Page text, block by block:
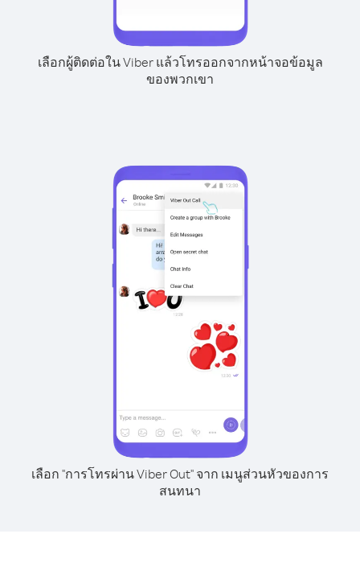
เลือกผู้ติดต่อใน Viber แล้วโทรออกจากหน้าจอข้อมูล
ของพวกเขา
เลือก "การโทรผ่าน Viber Out" จาก เมนูส่วนหัวของการ
สนทนา